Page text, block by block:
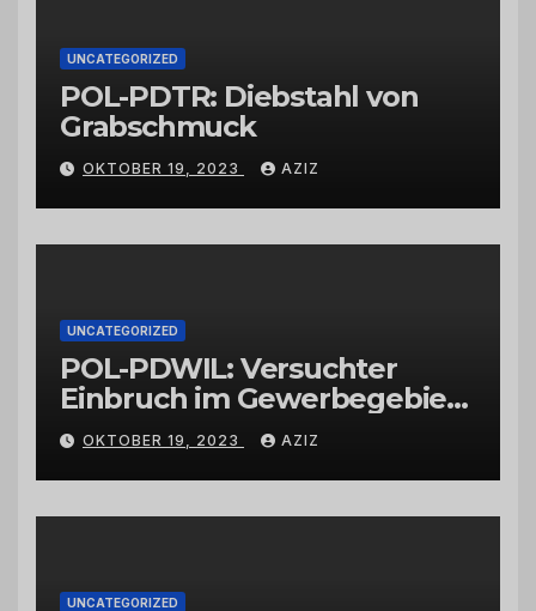
UNCATEGORIZED
POL-PDTR: Diebstahl von
Grabschmuck
OKTOBER 19, 2023 AZIZ
UNCATEGORIZED
POL-PDWIL: Versuchter
Einbruch im Gewerbegebiet
Wittlich
OKTOBER 19, 2023 AZIZ
UNCATEGORIZED